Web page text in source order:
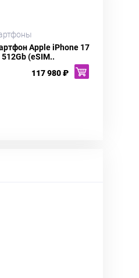
Apple iPhone 17
512Gb (eSIM..
117 980 ₽